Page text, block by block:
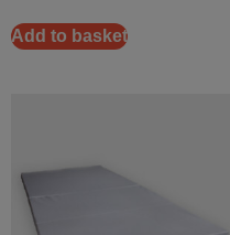
Add to basket